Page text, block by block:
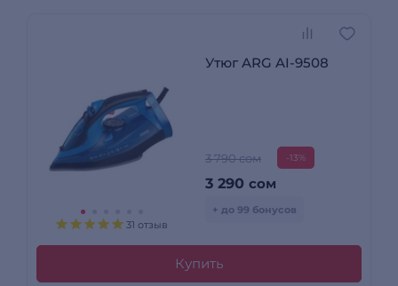
31 отзыв
Утюг ARG AI-9508
3 790 сом -13%
3 290 сом
+ до 99 бонусов
Купить